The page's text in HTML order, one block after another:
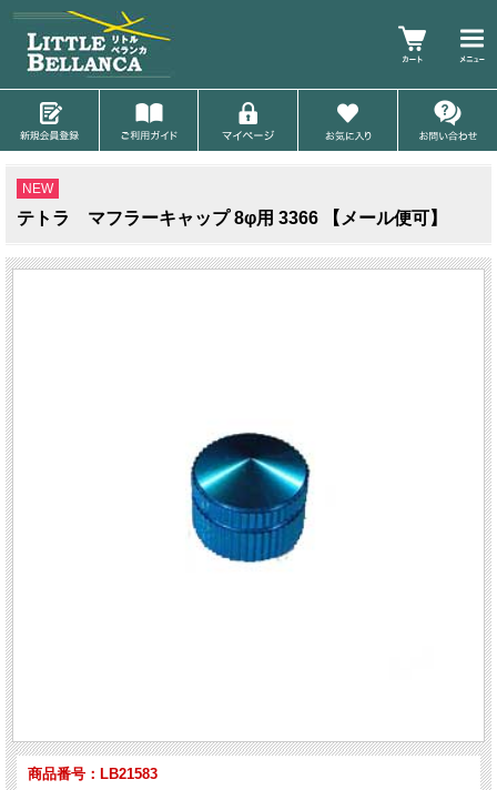
NEW
テトラ マフラーキャップ 8φ用 3366 【メール便可】
商品番号：LB21583